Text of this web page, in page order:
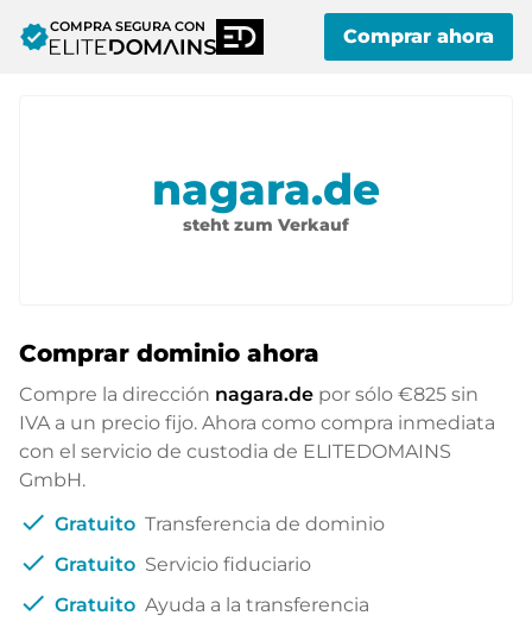
verifiedCOMPRA SEGURA CON Comprar ahora
nagara.de
steht zum Verkauf
Comprar dominio ahora
Compre la dirección nagara.de por sólo €825 sin
IVA a un precio fijo. Ahora como compra inmediata
con el servicio de custodia de ELITEDOMAINS
GmbH.
check Gratuito Transferencia de dominio
check Gratuito Servicio fiduciario
check Gratuito Ayuda a la transferencia